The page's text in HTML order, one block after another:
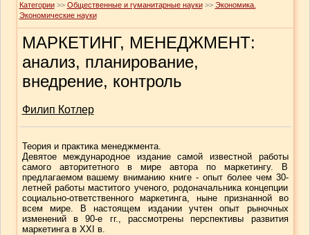
Категории >> Общественные и гуманитарные науки >> Экономика.
Экономические науки
МАРКЕТИНГ, МЕНЕДЖМЕНТ:
анализ, планирование,
внедрение, контроль
Филип Котлер
Теория и практика менеджмента.
Девятое международное издание самой известной работы
самого авторитетного в мире автора по маркетингу. В
предлагаемом вашему вниманию книге - опыт более чем 30-
летней работы маститого ученого, родоначальника концепции
социально-ответственного маркетинга, ныне признанной во
всем мире. В настоящем издании учтен опыт рыночных
изменений в 90-е гг., рассмотрены перспективы развития
маркетинга в ХХI в.